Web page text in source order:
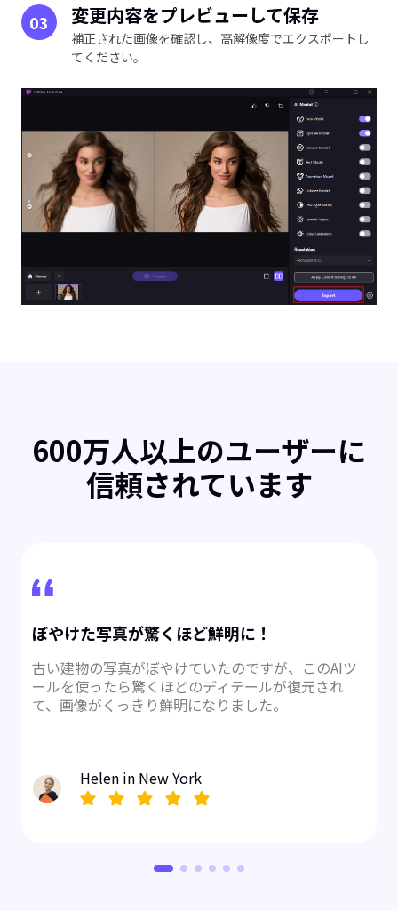
03 変更内容をプレビューして保存
補正された画像を確認し、高解像度でエクスポートし
てください。
600万人以上のユーザーに
信頼されています
ぼやけた写真が驚くほど鮮明に！
古い建物の写真がぼやけていたのですが、このAIツ
ールを使ったら驚くほどのディテールが復元され
て、画像がくっきり鮮明になりました。
Helen in New York